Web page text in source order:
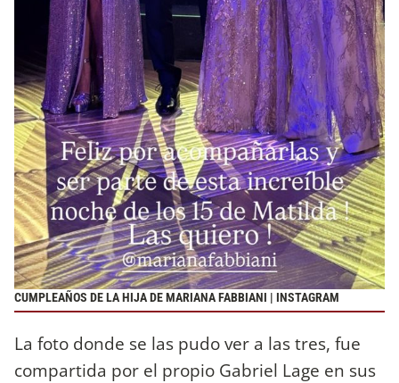
CUMPLEAÑOS DE LA HIJA DE MARIANA FABBIANI | INSTAGRAM
La foto donde se las pudo ver a las tres, fue
compartida por el propio Gabriel Lage en sus